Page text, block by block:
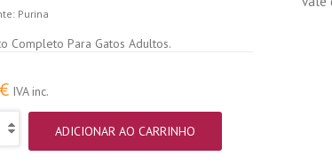
Purina
Completo Para Gatos Adultos.
IVA inc.
ADICIONAR AO CARRINHO